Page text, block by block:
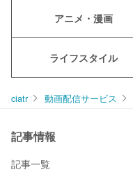
アニメ・漫画
ライフスタイル
ciatr 動画配信サービス
記事情報
記事一覧